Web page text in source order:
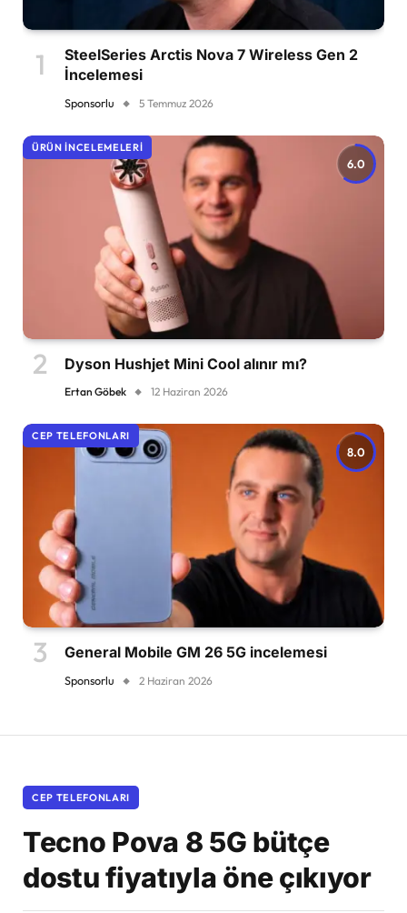
SteelSeries Arctis Nova 7 Wireless Gen 2
İncelemesi
Sponsorlu 5 Temmuz 2026
6.0
ÜRÜN İNCELEMELERI
Dyson Hushjet Mini Cool alınır mı?
Ertan Göbek 12 Haziran 2026
8.0
CEP TELEFONLARI
General Mobile GM 26 5G incelemesi
Sponsorlu 2 Haziran 2026
CEP TELEFONLARI
Tecno Pova 8 5G bütçe
dostu fiyatıyla öne çıkıyor